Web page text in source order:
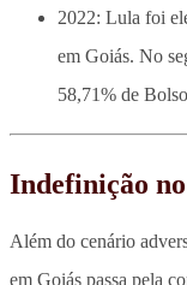
2022: Lula foi
em Goiás. No
58,71% de
Indefinição
Além do cenário
em Goiás passa pela